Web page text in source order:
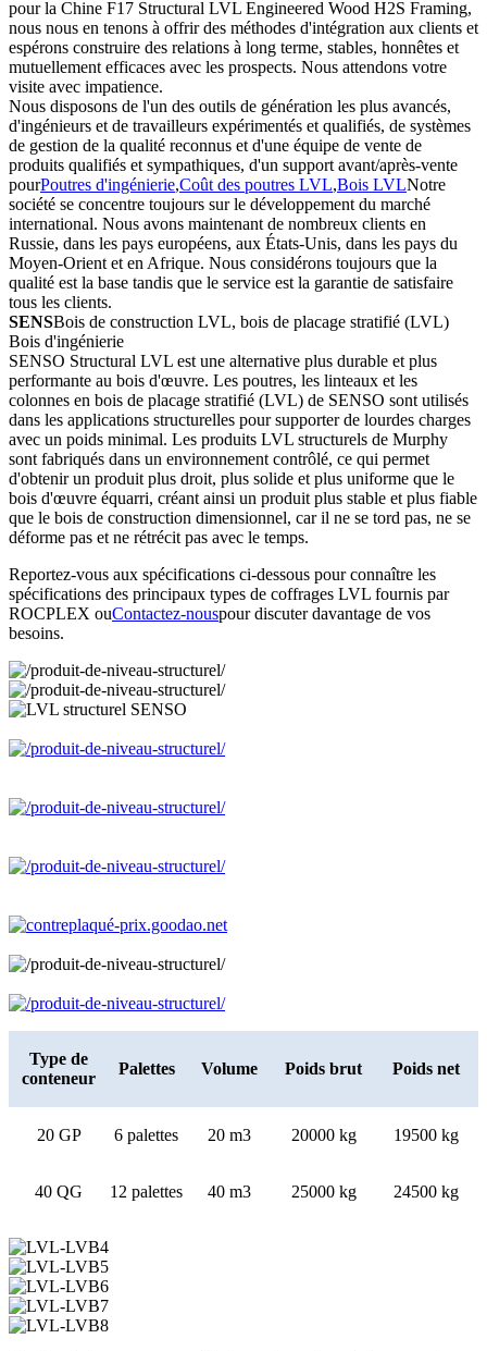
pour la Chine F17 Structural LVL Engineered Wood H2S Framing,
nous nous en tenons à offrir des méthodes d'intégration aux clients et
espérons construire des relations à long terme, stables, honnêtes et
mutuellement efficaces avec les prospects. Nous attendons votre
visite avec impatience.
Nous disposons de l'un des outils de génération les plus avancés,
d'ingénieurs et de travailleurs expérimentés et qualifiés, de systèmes
de gestion de la qualité reconnus et d'une équipe de vente de
produits qualifiés et sympathiques, d'un support avant/après-vente
pourPoutres d'ingénierie,Coût des poutres LVL,Bois LVLNotre
société se concentre toujours sur le développement du marché
international. Nous avons maintenant de nombreux clients en
Russie, dans les pays européens, aux États-Unis, dans les pays du
Moyen-Orient et en Afrique. Nous considérons toujours que la
qualité est la base tandis que le service est la garantie de satisfaire
tous les clients.
SENSBois de construction LVL, bois de placage stratifié (LVL)
Bois d'ingénierie
SENSO Structural LVL est une alternative plus durable et plus
performante au bois d'œuvre. Les poutres, les linteaux et les
colonnes en bois de placage stratifié (LVL) de SENSO sont utilisés
dans les applications structurelles pour supporter de lourdes charges
avec un poids minimal. Les produits LVL structurels de Murphy
sont fabriqués dans un environnement contrôlé, ce qui permet
d'obtenir un produit plus droit, plus solide et plus uniforme que le
bois d'œuvre équarri, créant ainsi un produit plus stable et plus fiable
que le bois de construction dimensionnel, car il ne se tord pas, ne se
déforme pas et ne rétrécit pas avec le temps.
Reportez-vous aux spécifications ci-dessous pour connaître les
spécifications des principaux types de coffrages LVL fournis par
ROCPLEX ouContactez-nouspour discuter davantage de vos
besoins.
Type de
conteneur
Palettes Volume Poids brut Poids net
20 GP 6 palettes 20 m3 20000 kg 19500 kg
40 QG 12 palettes 40 m3 25000 kg 24500 kg